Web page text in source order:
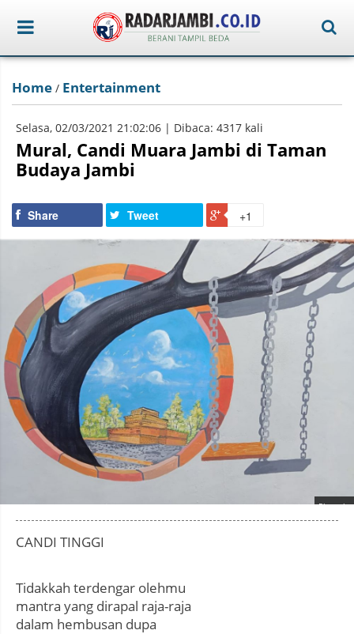
Home / Entertainment
Selasa, 02/03/2021 21:02:06 | Dibaca: 4317 kali
Mural, Candi Muara Jambi di Taman
Budaya Jambi
Share Tweet +1
Photo by
CANDI TINGGI
Tidakkah terdengar olehmu
mantra yang dirapal raja-raja
dalam hembusan dupa